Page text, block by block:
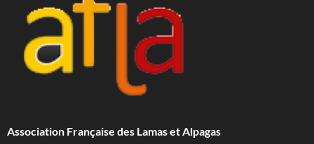
Association Française des Lamas et Alpagas